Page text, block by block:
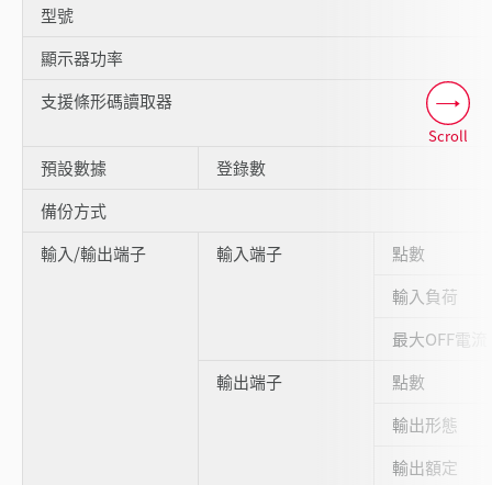
型號
顯示器功率
支援條形碼讀取器
預設數據
登錄數
備份方式
輸入/輸出端子
輸入端子
點數
輸入負荷
最大OFF電流
輸出端子
點數
輸出形態
輸出額定
Scroll